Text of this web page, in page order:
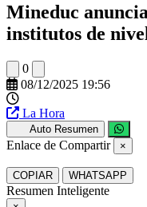
Mineduc
institutos de
0
08/12/2025 19:56
La Hora
Auto Resumen
Enlace de Compartir ×
COPIAR WHATSAPP
Resumen Inteligente